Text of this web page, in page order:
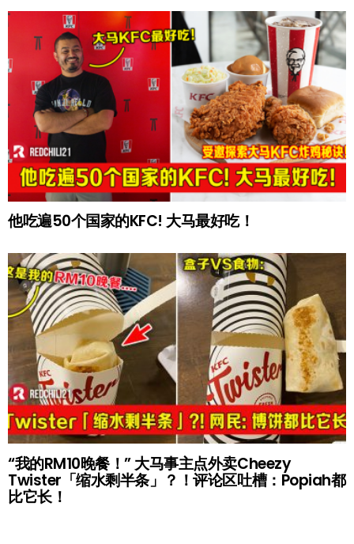
他吃遍50个国家的KFC! 大马最好吃！
“我的RM10晚餐！” 大马事主点外卖Cheezy
Twister「缩水剩半条」？！评论区吐槽：Popiah都
比它长！